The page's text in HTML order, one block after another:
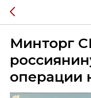
Минторг
операции